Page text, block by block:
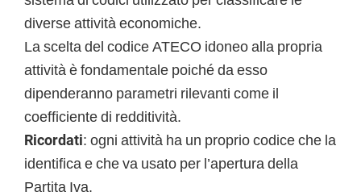
diverse attività economiche.
La scelta del codice ATECO idoneo alla propria
attività è fondamentale poiché da esso
dipenderanno parametri rilevanti come il
coefficiente di redditività.
Ricordati: ogni attività ha un proprio codice che la
identifica e che va usato per l’apertura della
Partita Iva.